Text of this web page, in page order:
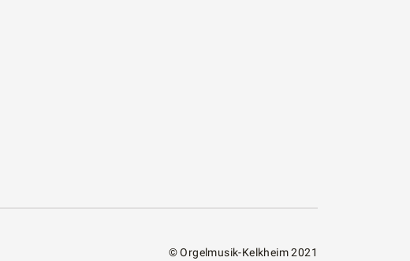
© Orgelmusik-Kelkheim 2021